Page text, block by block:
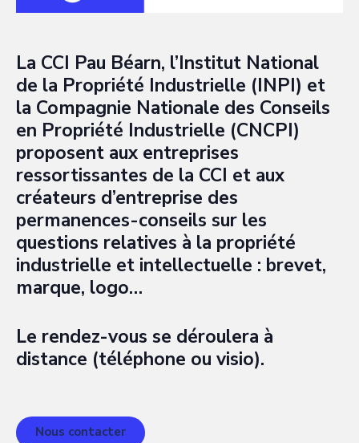
La CCI Pau Béarn, l’Institut National
de la Propriété Industrielle (INPI) et
la Compagnie Nationale des Conseils
en Propriété Industrielle (CNCPI)
proposent aux entreprises
ressortissantes de la CCI et aux
créateurs d’entreprise des
permanences-conseils sur les
questions relatives à la propriété
industrielle et intellectuelle : brevet,
marque, logo…
Le rendez-vous se déroulera à
distance (téléphone ou visio).
Nous contacter